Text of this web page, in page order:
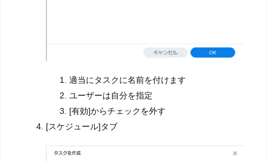
適当にタスクに名前を付けます
ユーザーは自分を指定
[有効]からチェックを外す
[スケジュール]タブ